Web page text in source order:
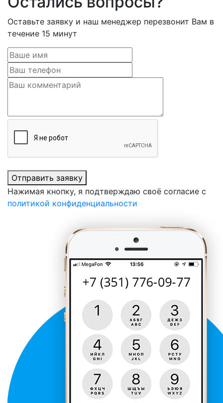
Оставьте заявку и наш менеджер перезвонит Вам в
течение 15 минут
Отправить заявку
Нажимая кнопку, я подтверждаю своё согласие с
политикой конфиденциальности